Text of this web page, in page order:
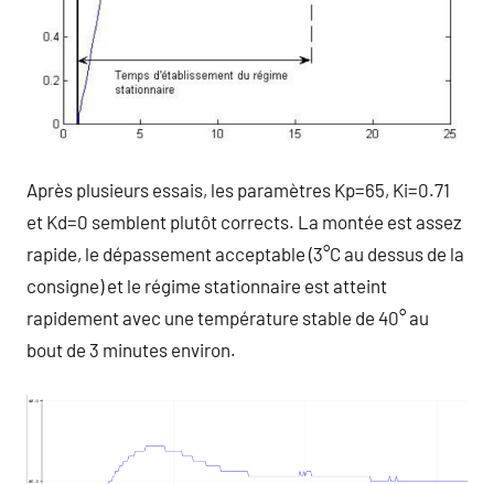
Après plusieurs essais, les paramètres Kp=65, Ki=0.71
et Kd=0 semblent plutôt corrects. La montée est assez
rapide, le dépassement acceptable (3°C au dessus de la
consigne) et le régime stationnaire est atteint
rapidement avec une température stable de 40° au
bout de 3 minutes environ.